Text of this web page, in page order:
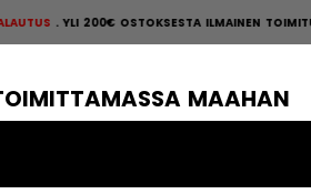
MAAHAN
YLI 200€ OSTOKSESTA ILMAINEN
VAATTEET